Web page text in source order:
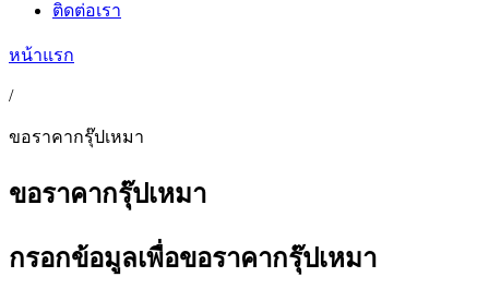
ติดต่อเรา
หน้าแรก
/
ขอราคากรุ๊ปเหมา
ขอราคากรุ๊ปเหมา
กรอกข้อมูลเพื่อขอราคากรุ๊ปเหมา